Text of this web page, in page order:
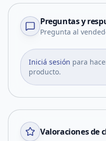
Preguntas y
Pregunta al
Iniciá sesión para
producto.
Valoraciones de